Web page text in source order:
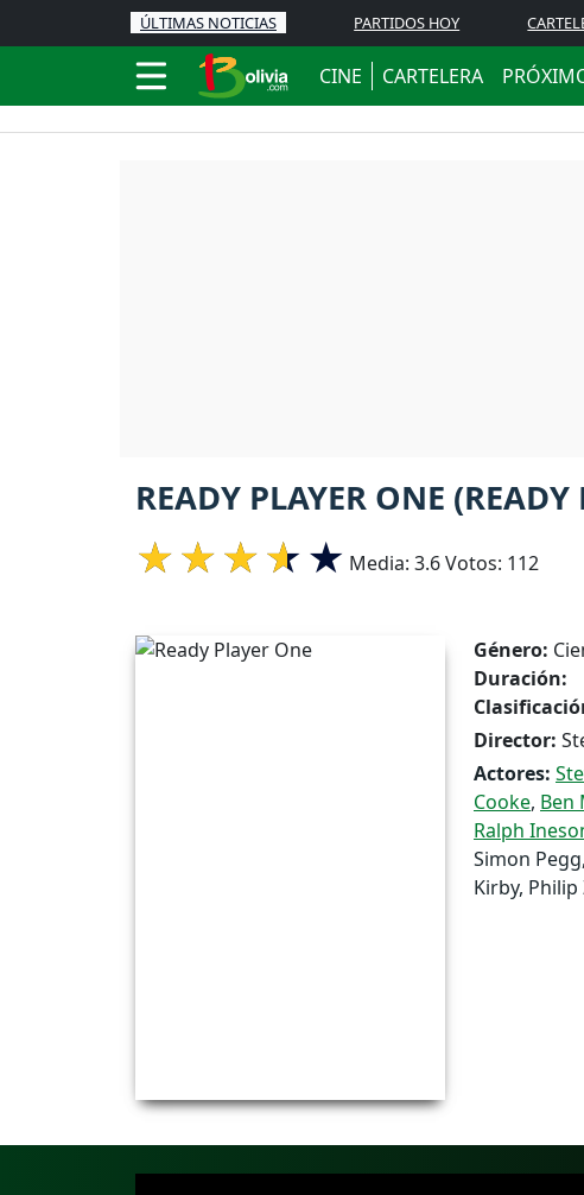
ÚLTIMAS NOTICIAS PARTIDOS HOY
CINE CARTELERA
READY PLAYER ONE (READY
Media: 3.6Votos: 112
Género:
Duración:
Director:
Actores:
Cooke, Ben
Ralph
Simon
Kirby, Philip